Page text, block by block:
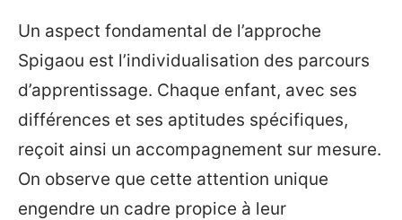
Un aspect fondamental de l’approche
Spigaou est l’individualisation des parcours
d’apprentissage. Chaque enfant, avec ses
différences et ses aptitudes spécifiques,
reçoit ainsi un accompagnement sur mesure.
On observe que cette attention unique
engendre un cadre propice à leur